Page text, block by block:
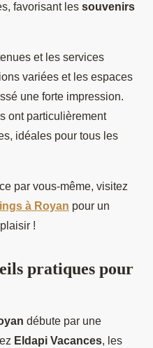
favorisant les souvenirs
et les services
variées et les espaces
une forte impression.
ont particulièrement
idéales pour tous les
par vous-même, visitez
à Royan pour un
!
pratiques pour
débute par une
Eldapi Vacances, les